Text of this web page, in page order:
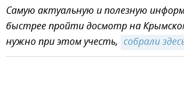
Самую актуальную и полезную
быстрее пройти досмотр на
нужно при этом учесть, собрали